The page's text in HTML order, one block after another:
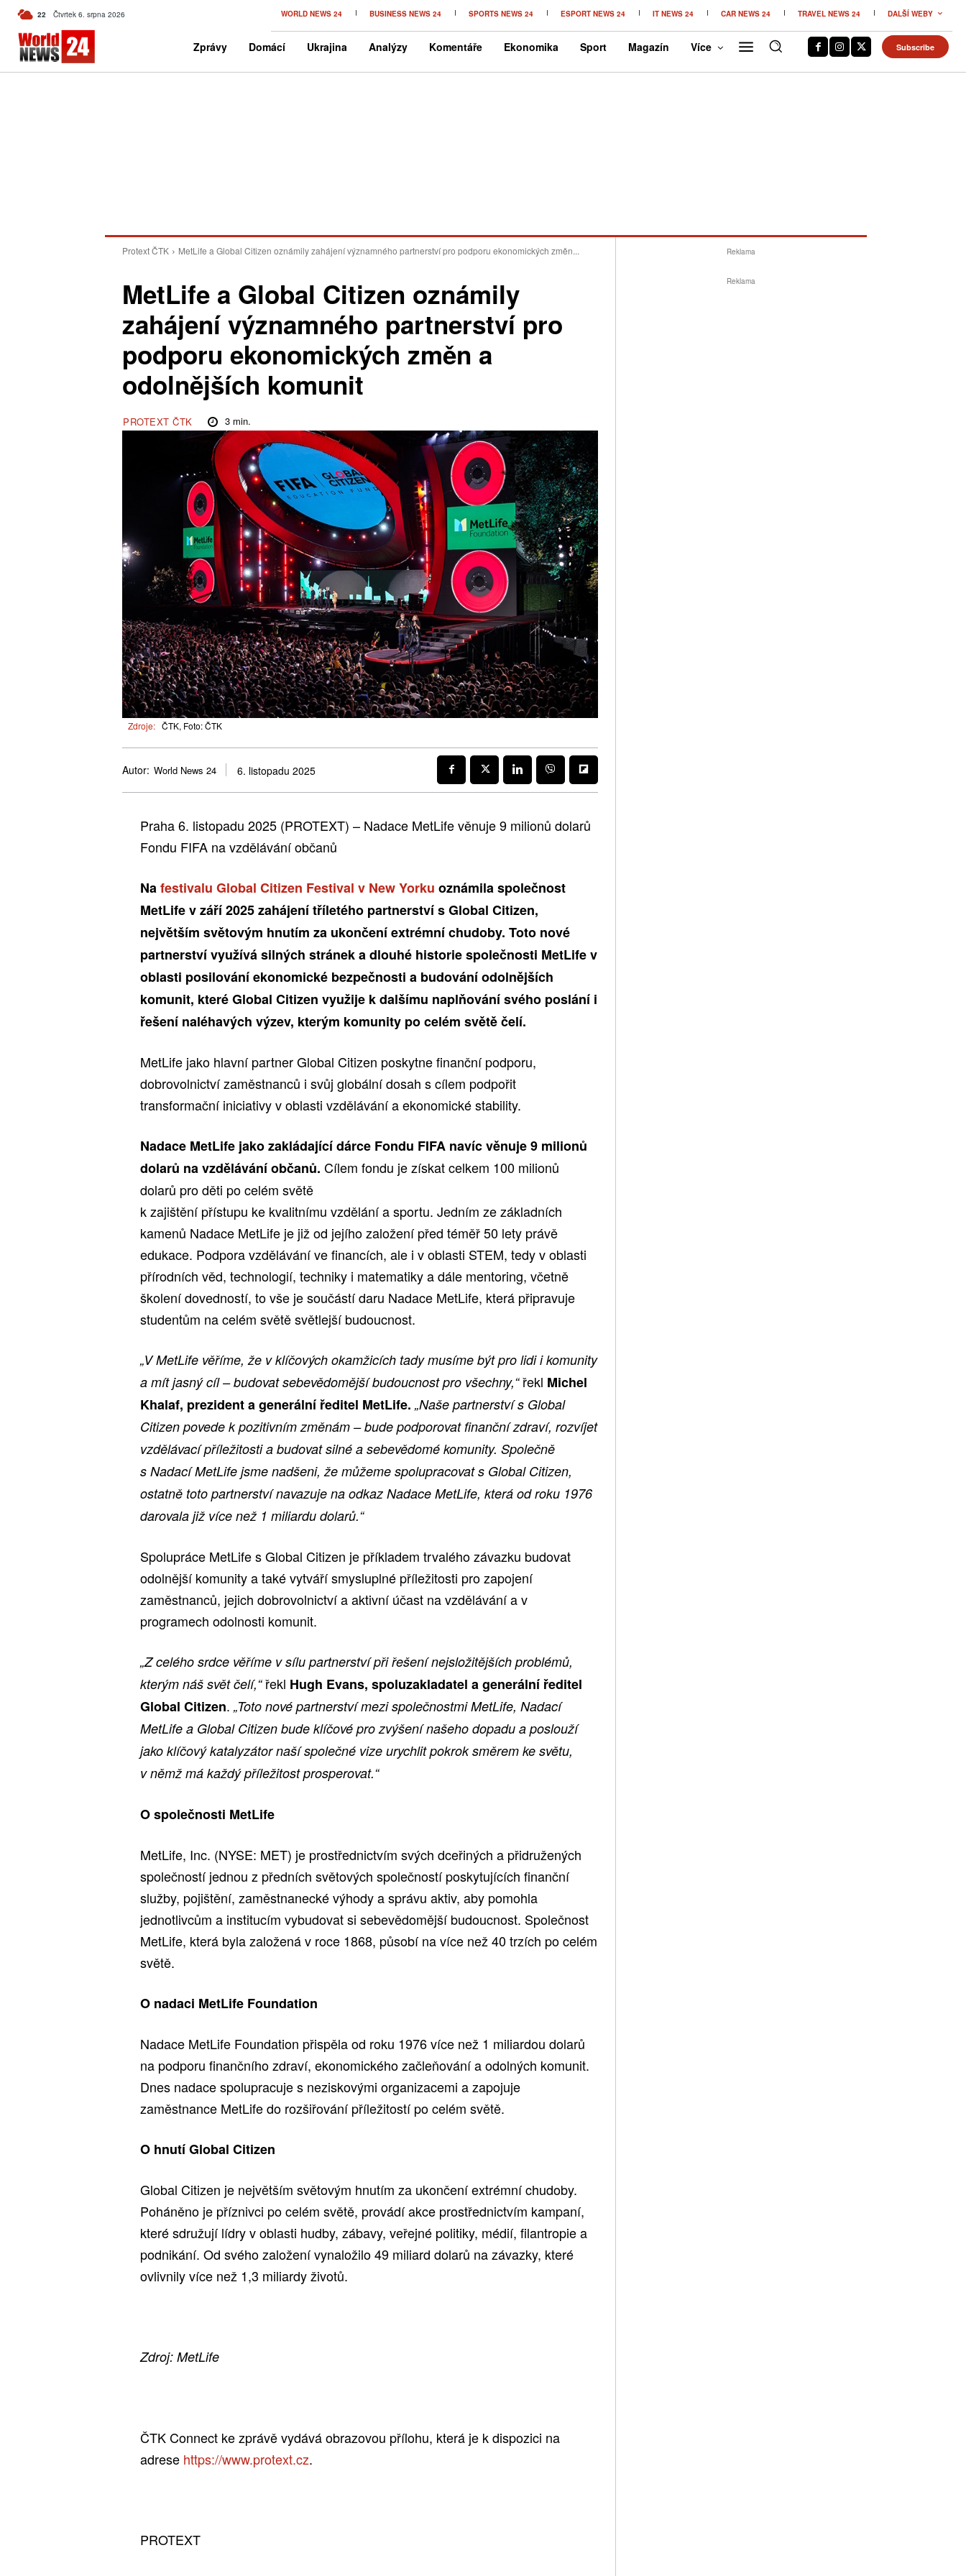
22 C Czech
Čtvrtek 6. srpna 2026 WORLD NEWS 24 BUSINESS NEWS 24 SPORTS NEWS 24 ESPORT NEWS 24 IT NEWS 24 CAR NEWS 24 TRAVEL NEWS 24 DALŠÍ WEBY
Zprávy Domácí Ukrajina Analýzy Komentáře Ekonomika Sport Magazín Více Subscribe
Protext ČTK MetLife a Global Citizen oznámily zahájení významného partnerství pro podporu ekonomických změn...
MetLife a Global Citizen oznámily
zahájení významného partnerství pro
podporu ekonomických změn a
odolnějších komunit
PROTEXT ČTK 3min.
Zdroje: ČTK, Foto: ČTK
Autor: World News 24 6. listopadu 2025
Praha 6. listopadu 2025 (PROTEXT) – Nadace MetLife věnuje 9 milionů dolarů
Fondu FIFA na vzdělávání občanů
Nafestivalu Global Citizen Festival v New Yorku oznámila společnost
MetLife v září 2025 zahájení tříletého partnerství s Global Citizen,
největším světovým hnutím za ukončení extrémní chudoby. Toto nové
partnerství využívá silných stránek a dlouhé historie společnosti MetLife v
oblasti posilování ekonomické bezpečnosti a budování odolnějších
komunit, které Global Citizen využije k dalšímu naplňování svého poslání i
řešení naléhavých výzev, kterým komunity po celém světě čelí.
MetLife jako hlavní partner Global Citizen poskytne finanční podporu,
dobrovolnictví zaměstnanců i svůj globální dosah s cílem podpořit
transformační iniciativy v oblasti vzdělávání a ekonomické stability.
Nadace MetLife jako zakládající dárce Fondu FIFA navíc věnuje 9 milionů
dolarů na vzdělávání občanů. Cílem fondu je získat celkem 100 milionů
dolarů pro děti po celém světě
k zajištění přístupu ke kvalitnímu vzdělání a sportu. Jedním ze základních
kamenů Nadace MetLife je již od jejího založení před téměř 50 lety právě
edukace. Podpora vzdělávání ve financích, ale i v oblasti STEM, tedy v oblasti
přírodních věd, technologií, techniky i matematiky a dále mentoring, včetně
školení dovedností, to vše je součástí daru Nadace MetLife, která připravuje
studentům na celém světě světlejší budoucnost.
„V MetLife věříme, že v klíčových okamžicích tady musíme být pro lidi i komunity
a mít jasný cíl – budovat sebevědomější budoucnost pro všechny,“řekl Michel
Khalaf, prezident a generální ředitel MetLife. „Naše partnerství s Global
Citizen povede k pozitivním změnám – bude podporovat finanční zdraví, rozvíjet
vzdělávací příležitosti a budovat silné a sebevědomé komunity. Společně
s Nadací MetLife jsme nadšeni, že můžeme spolupracovat s Global Citizen,
ostatně toto partnerství navazuje na odkaz Nadace MetLife, která od roku 1976
darovala již více než 1 miliardu dolarů.“
Spolupráce MetLife s Global Citizen je příkladem trvalého závazku budovat
odolnější komunity a také vytváří smysluplné příležitosti pro zapojení
zaměstnanců, jejich dobrovolnictví a aktivní účast na vzdělávání a v
programech odolnosti komunit.
„Z celého srdce věříme v sílu partnerství při řešení nejsložitějších problémů,
kterým náš svět čelí,“řekl Hugh Evans, spoluzakladatel a generální ředitel
Global Citizen. „Toto nové partnerství mezi společnostmi MetLife, Nadací
MetLife a Global Citizen bude klíčové pro zvýšení našeho dopadu a poslouží
jako klíčový katalyzátor naší společné vize urychlit pokrok směrem ke světu,
v němž má každý příležitost prosperovat.“
O společnosti MetLife
MetLife, Inc. (NYSE: MET) je prostřednictvím svých dceřiných a přidružených
společností jednou z předních světových společností poskytujících finanční
služby, pojištění, zaměstnanecké výhody a správu aktiv, aby pomohla
jednotlivcům a institucím vybudovat si sebevědomější budoucnost. Společnost
MetLife, která byla založená v roce 1868, působí na více než 40 trzích po celém
světě.
O nadaci MetLife Foundation
Nadace MetLife Foundation přispěla od roku 1976 více než 1 miliardou dolarů
na podporu finančního zdraví, ekonomického začleňování a odolných komunit.
Dnes nadace spolupracuje s neziskovými organizacemi a zapojuje
zaměstnance MetLife do rozšiřování příležitostí po celém světě.
O hnutí Global Citizen
Global Citizen je největším světovým hnutím za ukončení extrémní chudoby.
Poháněno je příznivci po celém světě, provádí akce prostřednictvím kampaní,
které sdružují lídry v oblasti hudby, zábavy, veřejné politiky, médií, filantropie a
podnikání. Od svého založení vynaložilo 49 miliard dolarů na závazky, které
ovlivnily více než 1,3 miliardy životů.
Zdroj: MetLife
ČTK Connect ke zprávě vydává obrazovou přílohu, která je k dispozici na
adrese https://www.protext.cz.
PROTEXT
Reklama
Reklama